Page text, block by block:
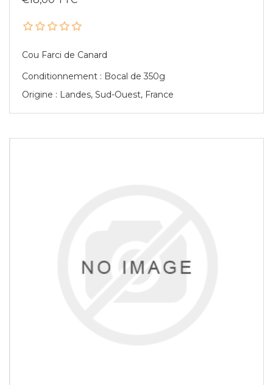
Cou Farci de Canard
Conditionnement : Bocal de 350g
Origine : Landes, Sud-Ouest, France